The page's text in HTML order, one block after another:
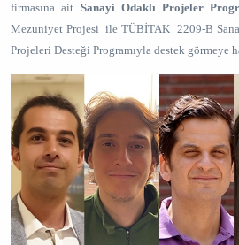
firmasına ait Sanayi Odaklı Projeler
Mezuniyet Projesi ile TÜBİTAK 2209-B
Projeleri Desteği Programıyla destek görmeye